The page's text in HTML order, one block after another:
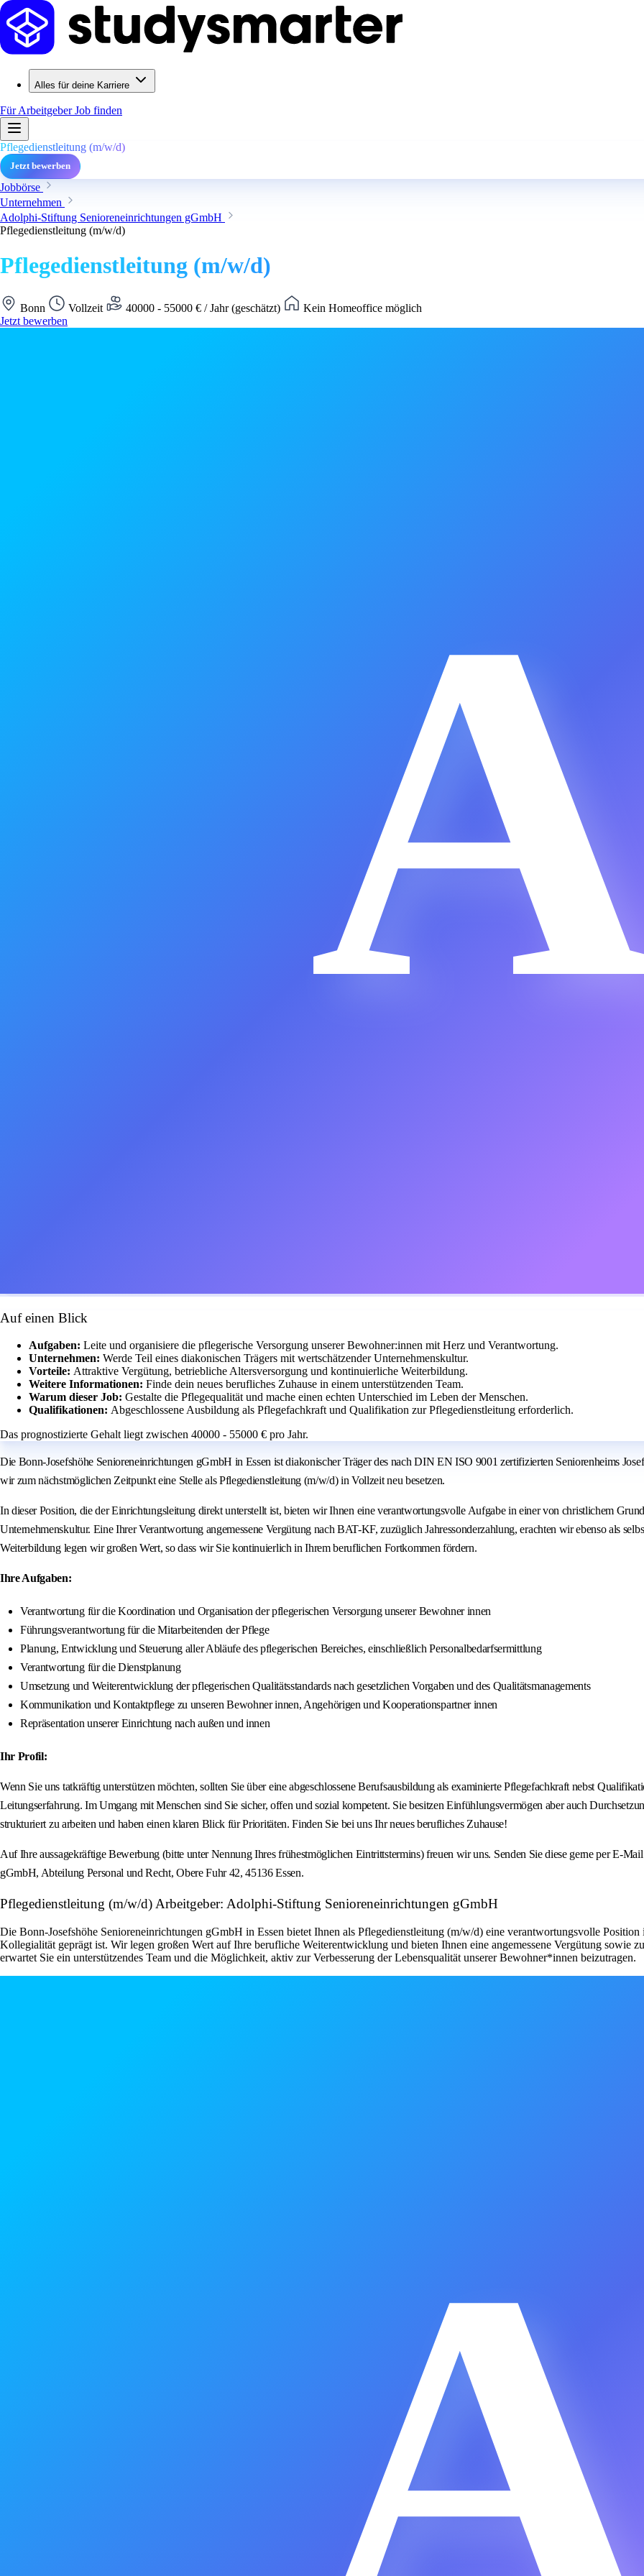
Alles für deine Karriere
Für ArbeitgeberJob finden
Pflegedienstleitung (m/w/d)
Jetzt bewerben
Jobbörse
Unternehmen
Adolphi-Stiftung Senioreneinrichtungen gGmbH
Pflegedienstleitung (m/w/d)
Pflegedienstleitung (m/w/d)
Bonn Vollzeit 40000 - 55000 € / Jahr (geschätzt)
Kein Homeoffice möglich
Jetzt bewerben
Auf einen Blick
Aufgaben: Leite und organisiere die pflegerische Versorgung unserer Bewohner:innen mit Herz und Verantwortung.
Unternehmen: Werde Teil eines diakonischen Trägers mit wertschätzender Unternehmenskultur.
Vorteile: Attraktive Vergütung, betriebliche Altersversorgung und kontinuierliche Weiterbildung.
Weitere Informationen: Finde dein neues berufliches Zuhause in einem unterstützenden Team.
Warum dieser Job: Gestalte die Pflegequalität und mache einen echten Unterschied im Leben der Menschen.
Qualifikationen: Abgeschlossene Ausbildung als Pflegefachkraft und Qualifikation zur Pflegedienstleitung erforderlich.
Das prognostizierte Gehalt liegt zwischen 40000 - 55000 € pro Jahr.
Die Bonn-Josefshöhe Senioreneinrichtungen gGmbH in Essen ist diakonischer Träger des nach DIN EN ISO 9001 zertifizierten Seniorenheims
wir zum nächstmöglichen Zeitpunkt eine Stelle als Pflegedienstleitung (m/w/d) in Vollzeit neu besetzen.
In dieser Position, die der Einrichtungsleitung direkt unterstellt ist, bieten wir Ihnen eine verantwortungsvolle Aufgabe in einer von christlichem
Unternehmenskultur. Eine Ihrer Verantwortung angemessene Vergütung nach BAT-KF, zuzüglich Jahressonderzahlung, erachten wir ebenso als
Weiterbildung legen wir großen Wert, so dass wir Sie kontinuierlich in Ihrem beruflichen Fortkommen fördern.
Ihre Aufgaben:
Verantwortung für die Koordination und Organisation der pflegerischen Versorgung unserer Bewohner innen
Führungsverantwortung für die Mitarbeitenden der Pflege
Planung, Entwicklung und Steuerung aller Abläufe des pflegerischen Bereiches, einschließlich Personalbedarfsermittlung
Verantwortung für die Dienstplanung
Umsetzung und Weiterentwicklung der pflegerischen Qualitätsstandards nach gesetzlichen Vorgaben und des Qualitätsmanagements
Kommunikation und Kontaktpflege zu unseren Bewohner innen, Angehörigen und Kooperationspartner innen
Repräsentation unserer Einrichtung nach außen und innen
Ihr Profil:
Wenn Sie uns tatkräftig unterstützen möchten, sollten Sie über eine abgeschlossene Berufsausbildung als examinierte Pflegefachkraft nebst
Leitungserfahrung. Im Umgang mit Menschen sind Sie sicher, offen und sozial kompetent. Sie besitzen Einfühlungsvermögen aber auch
strukturiert zu arbeiten und haben einen klaren Blick für Prioritäten. Finden Sie bei uns Ihr neues berufliches Zuhause!
Auf Ihre aussagekräftige Bewerbung (bitte unter Nennung Ihres frühestmöglichen Eintrittstermins) freuen wir uns. Senden Sie diese gerne per E-
gGmbH, Abteilung Personal und Recht, Obere Fuhr 42, 45136 Essen.
Pflegedienstleitung (m/w/d) Arbeitgeber: Adolphi-Stiftung Senioreneinrichtungen gGmbH
Die Bonn-Josefshöhe Senioreneinrichtungen gGmbH in Essen bietet Ihnen als Pflegedienstleitung (m/w/d) eine verantwortungsvolle
Kollegialität geprägt ist. Wir legen großen Wert auf Ihre berufliche Weiterentwicklung und bieten Ihnen eine angemessene Vergütung sowie
erwartet Sie ein unterstützendes Team und die Möglichkeit, aktiv zur Verbesserung der Lebensqualität unserer Bewohner*innen beizutragen.